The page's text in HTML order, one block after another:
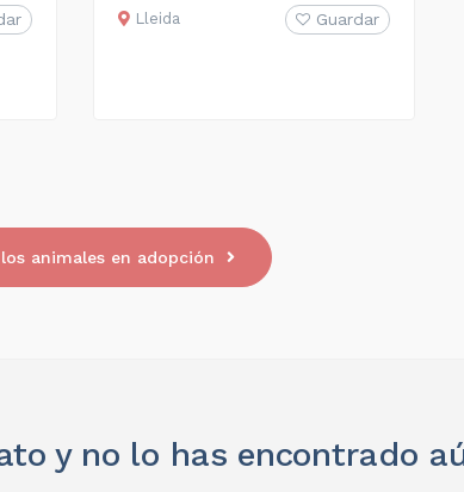
Lleida Guardar
animales en adopción
y no lo has encontrado